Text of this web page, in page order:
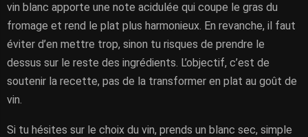
vin blanc apporte une note acidulée qui coupe le gras du
fromage et rend le plat plus harmonieux. En revanche, il faut
éviter d’en mettre trop, sinon tu risques de prendre le
dessus sur le reste des ingrédients. L’objectif, c’est de
soutenir la recette, pas de la transformer en plat au goût de
vin.
Si tu hésites sur le choix du vin, prends un blanc sec, simple